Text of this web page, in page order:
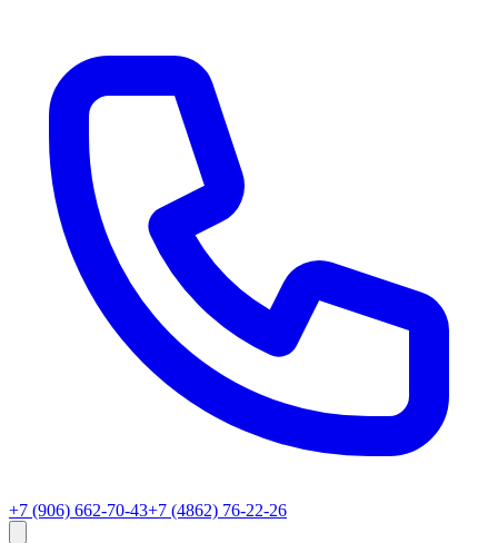
+7 (906) 662-70-43+7 (4862) 76-22-26